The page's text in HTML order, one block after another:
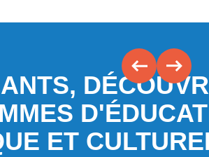
ET